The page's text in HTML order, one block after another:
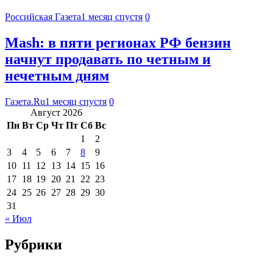
Российская Газета1 месяц спустя 0
Mash: в пяти регионах РФ бензин
начнут продавать по четным и
нечетным дням
Газета.Ru1 месяц спустя 0
Август 2026
Пн Вт Ср Чт Пт Сб Вс
1
2
3
4 5 6 7 8
9
10 11 12 13 14 15 16
17 18 19 20 21 22 23
24 25 26 27 28 29 30
31
« Июл
Рубрики